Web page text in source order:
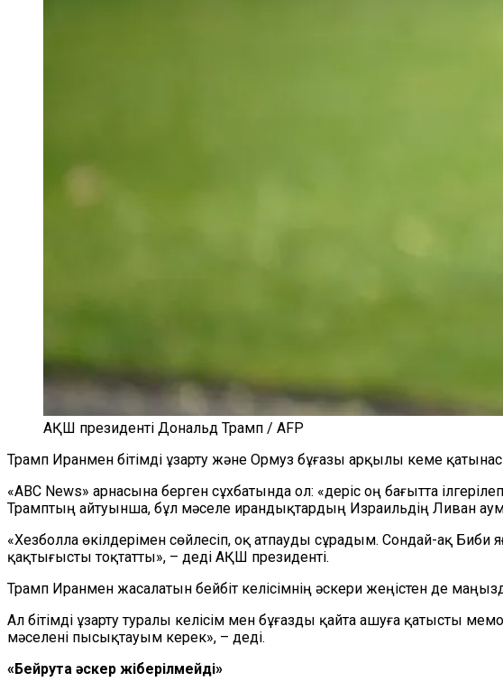
АҚШ президенті Дональд Трамп / AFP
Трамп Иранмен бітімді ұзарту және Ормуз бұғазы арқылы кеме
«ABC News» арнасына берген сұхбатында ол: «Үдеріс оң бағытта
Трамптың айтуынша, бұл мәселе ирандықтардың Израильдің Ливан
«Хезболла өкілдерімен сөйлесіп, оқ атпауды сұрадым. Сондай-ақ Биби
қақтығысты тоқтатты», – деді АҚШ президенті.
Трамп Иранмен жасалатын бейбіт келісімнің әскери жеңістен де
Ал бітімді ұзарту туралы келісім мен бұғазды қайта ашуға қатысты
мәселені пысықтауым керек», – деді.
«Бейрутқа әскер жіберілмейді»